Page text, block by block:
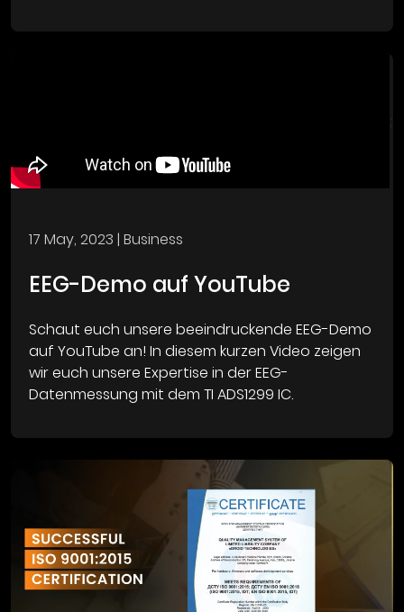
17 May, 2023 | Business
EEG-Demo auf YouTube
Schaut euch unsere beeindruckende EEG-Demo
auf YouTube an! In diesem kurzen Video zeigen
wir euch unsere Expertise in der EEG-
Datenmessung mit dem TI ADS1299 IC.